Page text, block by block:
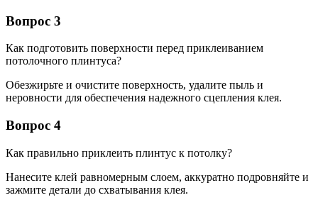
Вопрос 3
Как подготовить поверхности перед приклеиванием
потолочного плинтуса?
Обезжирьте и очистите поверхность, удалите пыль и
неровности для обеспечения надежного сцепления клея.
Вопрос 4
Как правильно приклеить плинтус к потолку?
Нанесите клей равномерным слоем, аккуратно подровняйте и
зажмите детали до схватывания клея.